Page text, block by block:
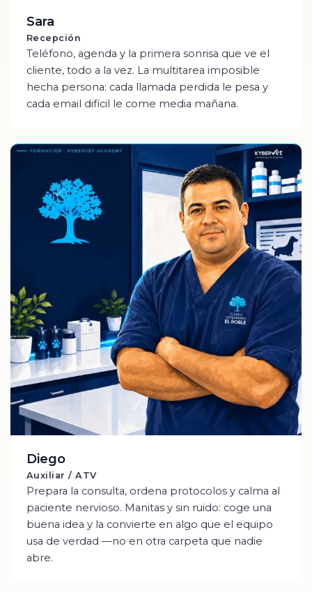
Sara
Recepción
Teléfono, agenda y la primera sonrisa que ve el
cliente, todo a la vez. La multitarea imposible
hecha persona: cada llamada perdida le pesa y
cada email difícil le come media mañana.
Diego
Auxiliar / ATV
Prepara la consulta, ordena protocolos y calma al
paciente nervioso. Manitas y sin ruido: coge una
buena idea y la convierte en algo que el equipo
usa de verdad —no en otra carpeta que nadie
abre.